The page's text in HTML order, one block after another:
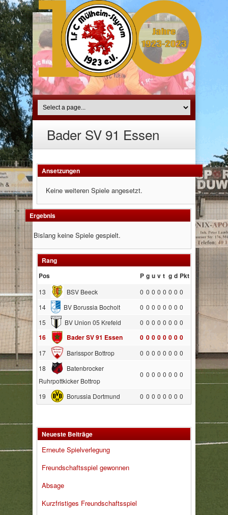
Bader SV 91 Essen
Ansetzungen
Keine weiteren Spiele angesetzt.
Ergebnis
Bislang keine Spiele gespielt.
Rang
Pos
P g u v t g d Pkt
13 BSV Beeck 0 0 0 0 0 0 0 0
14
BV Borussia Bocholt 0 0 0 0 0 0 0 0
15
BV Union 05 Krefeld 0 0 0 0 0 0 0 0
16 Bader SV 91 Essen 0 0 0 0 0 0 0 0
17 Barisspor Bottrop 0 0 0 0 0 0 0 0
18
Batenbrocker
Ruhrpottkicker Bottrop
0 0 0 0 0 0 0 0
19 Borussia Dortmund 0 0 0 0 0 0 0 0
Neueste Beiträge
Erneute Spielverlegung
Freundschaftsspiel gewonnen
Absage
Kurzfristiges Freundschaftsspiel